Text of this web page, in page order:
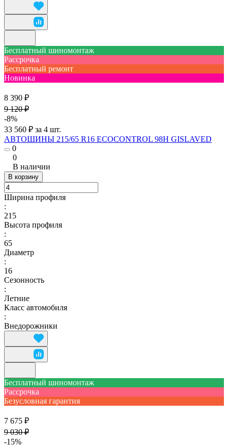
Бесплатный шиномонтаж
Рассрочка
Бесплатный ремонт
Новинка
8 390 ₽
9 120 ₽
-8%
33 560 ₽ за 4 шт.
АВТОШИНЫ 215/65 R16 ECOCONTROL 98H GISLAVED
0
0
В наличии
В корзину
Ширина профиля
:
215
Высота профиля
:
65
Диаметр
:
16
Сезонность
:
Летние
Класс автомобиля
:
Внедорожники
Бесплатный шиномонтаж
Рассрочка
Безусловная гарантия
7 675 ₽
9 030 ₽
-15%